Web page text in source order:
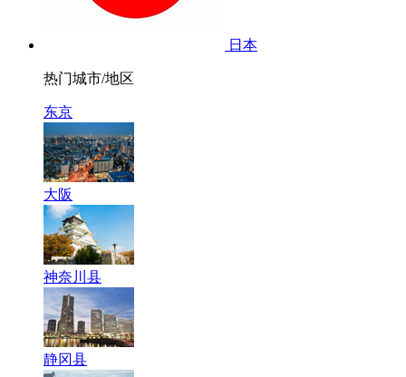
日本
热门城市/地区
东京
大阪
神奈川县
静冈县